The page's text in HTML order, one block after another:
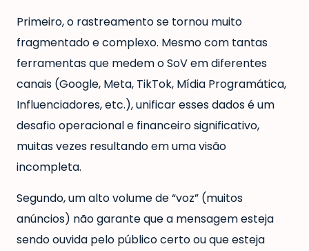
Primeiro, o rastreamento se tornou muito
fragmentado e complexo. Mesmo com tantas
ferramentas que medem o SoV em diferentes
canais (Google, Meta, TikTok, Mídia Programática,
Influenciadores, etc.), unificar esses dados é um
desafio operacional e financeiro significativo,
muitas vezes resultando em uma visão
incompleta.
Segundo, um alto volume de “voz” (muitos
anúncios) não garante que a mensagem esteja
sendo ouvida pelo público certo ou que esteja